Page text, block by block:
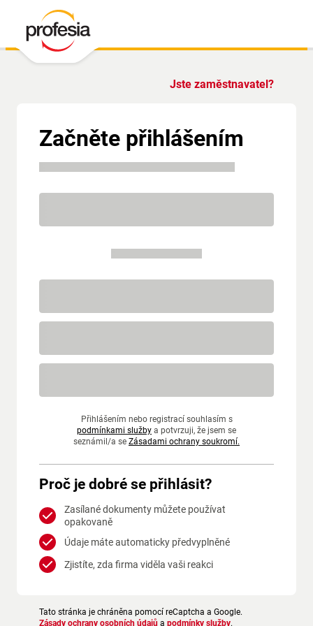
Jste zaměstnavatel?
Začněte přihlášením
Přihlášením nebo registrací souhlasím s
podmínkami služby a potvrzuji, že jsem se
seznámil/a se Zásadami ochrany soukromí.
Proč je dobré se přihlásit?
Zasílané dokumenty můžete používat
opakovaně
Údaje máte automaticky předvyplněné
Zjistíte, zda firma viděla vaši reakci
Tato stránka je chráněna pomocí reCaptcha a Google.
Zásady ochrany osobních údajů a podmínky služby.